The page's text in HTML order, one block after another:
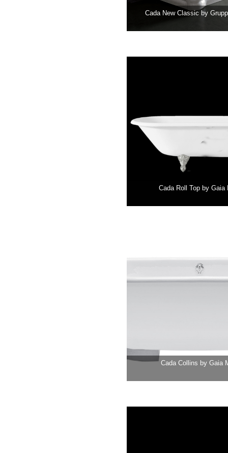
Cada New Classic by
Cada Roll Top by Gaia
Cada Collins by Gaia